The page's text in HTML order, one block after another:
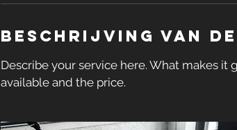
Beschrijving van
Describe your service here. What makes it
available and the price.